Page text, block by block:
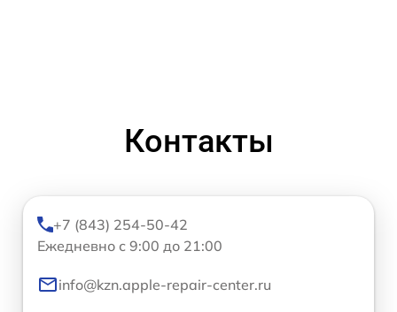
Контакты
+7 (843) 254-50-42
Ежедневно с 9:00 до 21:00
info@kzn.apple-repair-center.ru